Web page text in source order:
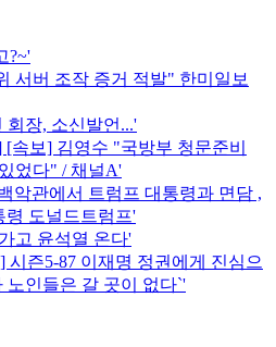
?~'
서버 조작 증거 적발" 한미일보
회장, 소신발언...'
보] 김영수 "국방부 청문준비
었다" / 채널A'
악관에서 트럼프 대통령과 면담 ,
령 도널드트럼프'
고 윤석열 온다'
즌5-87 이재명 정권에게 진심으
노인들은 갈 곳이 없다`'